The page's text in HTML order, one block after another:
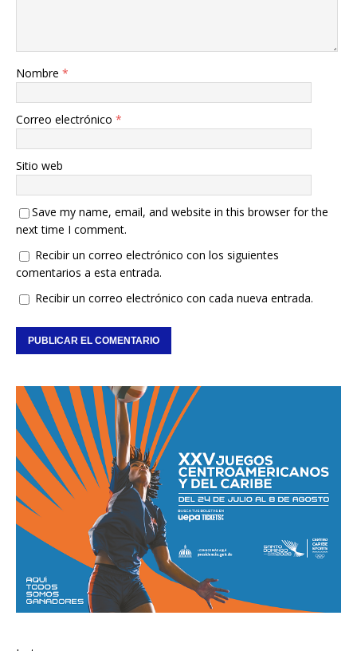
Nombre *
Correo electrónico *
Sitio web
Save my name, email, and website in this browser for the
next time I comment.
Recibir un correo electrónico con los siguientes
comentarios a esta entrada.
Recibir un correo electrónico con cada nueva entrada.